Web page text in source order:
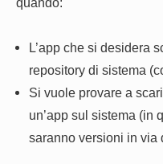
L’app che si desidera
repository di sistema
Si vuole provare a
un’app sul sistema (in
saranno versioni in via